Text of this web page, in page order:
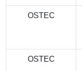
OSTEC
OSTEC